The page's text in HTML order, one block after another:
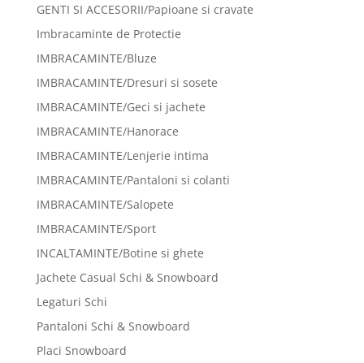
GENTI SI ACCESORII/Papioane si cravate
Imbracaminte de Protectie
IMBRACAMINTE/Bluze
IMBRACAMINTE/Dresuri si sosete
IMBRACAMINTE/Geci si jachete
IMBRACAMINTE/Hanorace
IMBRACAMINTE/Lenjerie intima
IMBRACAMINTE/Pantaloni si colanti
IMBRACAMINTE/Salopete
IMBRACAMINTE/Sport
INCALTAMINTE/Botine si ghete
Jachete Casual Schi & Snowboard
Legaturi Schi
Pantaloni Schi & Snowboard
Placi Snowboard